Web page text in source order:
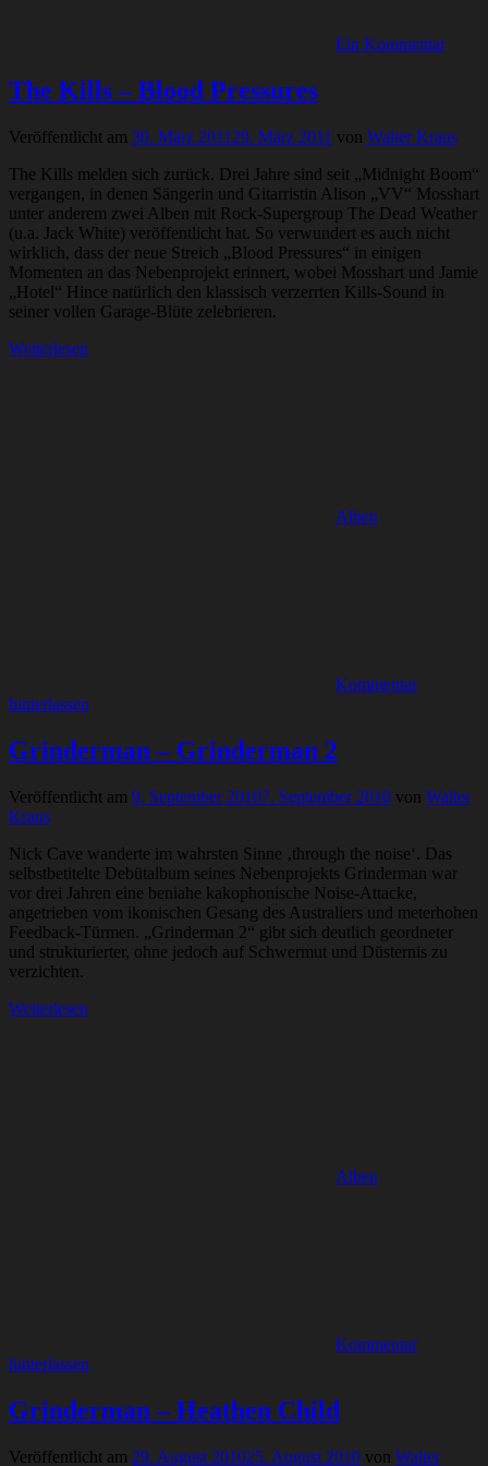
Ein Kommentar
The Kills – Blood Pressures
Veröffentlicht am 30. März 2011 29. März 2011 von Walter Kraus
The Kills melden sich zurück. Drei Jahre sind seit „Midnight Boom“
vergangen, in denen Sängerin und Gitarristin Alison „VV“ Mosshart
unter anderem zwei Alben mit Rock-Supergroup The Dead Weather
(u.a. Jack White) veröffentlicht hat. So verwundert es auch nicht
wirklich, dass der neue Streich „Blood Pressures“ in einigen
Momenten an das Nebenprojekt erinnert, wobei Mosshart und Jamie
„Hotel“ Hince natürlich den klassisch verzerrten Kills-Sound in
seiner vollen Garage-Blüte zelebrieren.
Weiterlesen
Alben
Kommentar
hinterlassen
Grinderman – Grinderman 2
Veröffentlicht am 9. September 20107. September 2010 von Walter
Kraus
Nick Cave wanderte im wahrsten Sinne ‚through the noise‘. Das
selbstbetitelte Debütalbum seines Nebenprojekts Grinderman war
vor drei Jahren eine beniahe kakophonische Noise-Attacke,
angetrieben vom ikonischen Gesang des Australiers und meterhohen
Feedback-Türmen. „Grinderman 2“ gibt sich deutlich geordneter
und strukturierter, ohne jedoch auf Schwermut und Düsternis zu
verzichten.
Weiterlesen
Alben
Kommentar
hinterlassen
Grinderman – Heathen Child
Veröffentlicht am 29. August 201025. August 2010 von Walter